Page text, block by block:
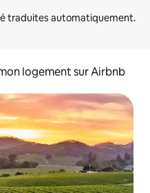
logement sur Airbnb